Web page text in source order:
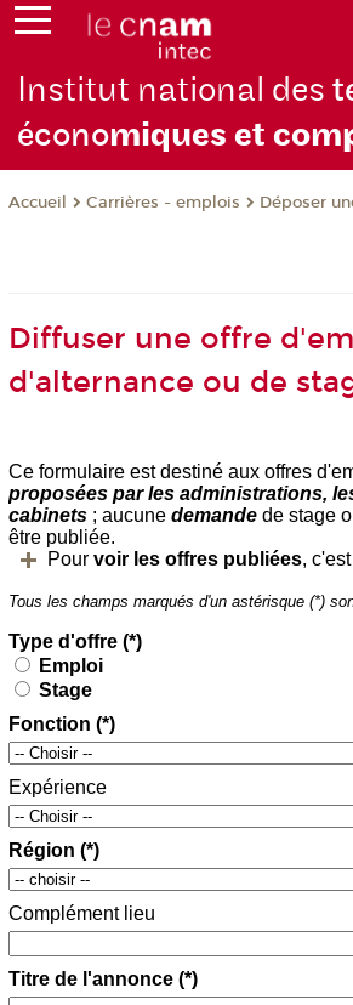
Institut national des
économiques et com
Accueil Carrières - emplois Déposer
Diffuser une offre
d'alternance ou de